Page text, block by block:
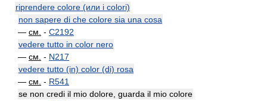
riprendere colore (или i colori)
non sapere di che colore sia una cosa
— см. - C2192
vedere tutto in color nero
— см. - N217
vedere tutto (in) color (di) rosa
— см. - R541
se non credi il mio dolore, guarda il mio colore